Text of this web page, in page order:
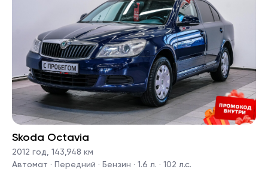
Skoda Octavia
2012 год, 143,948 км
Автомат · Передний · Бензин · 1.6 л. · 102 л.с.